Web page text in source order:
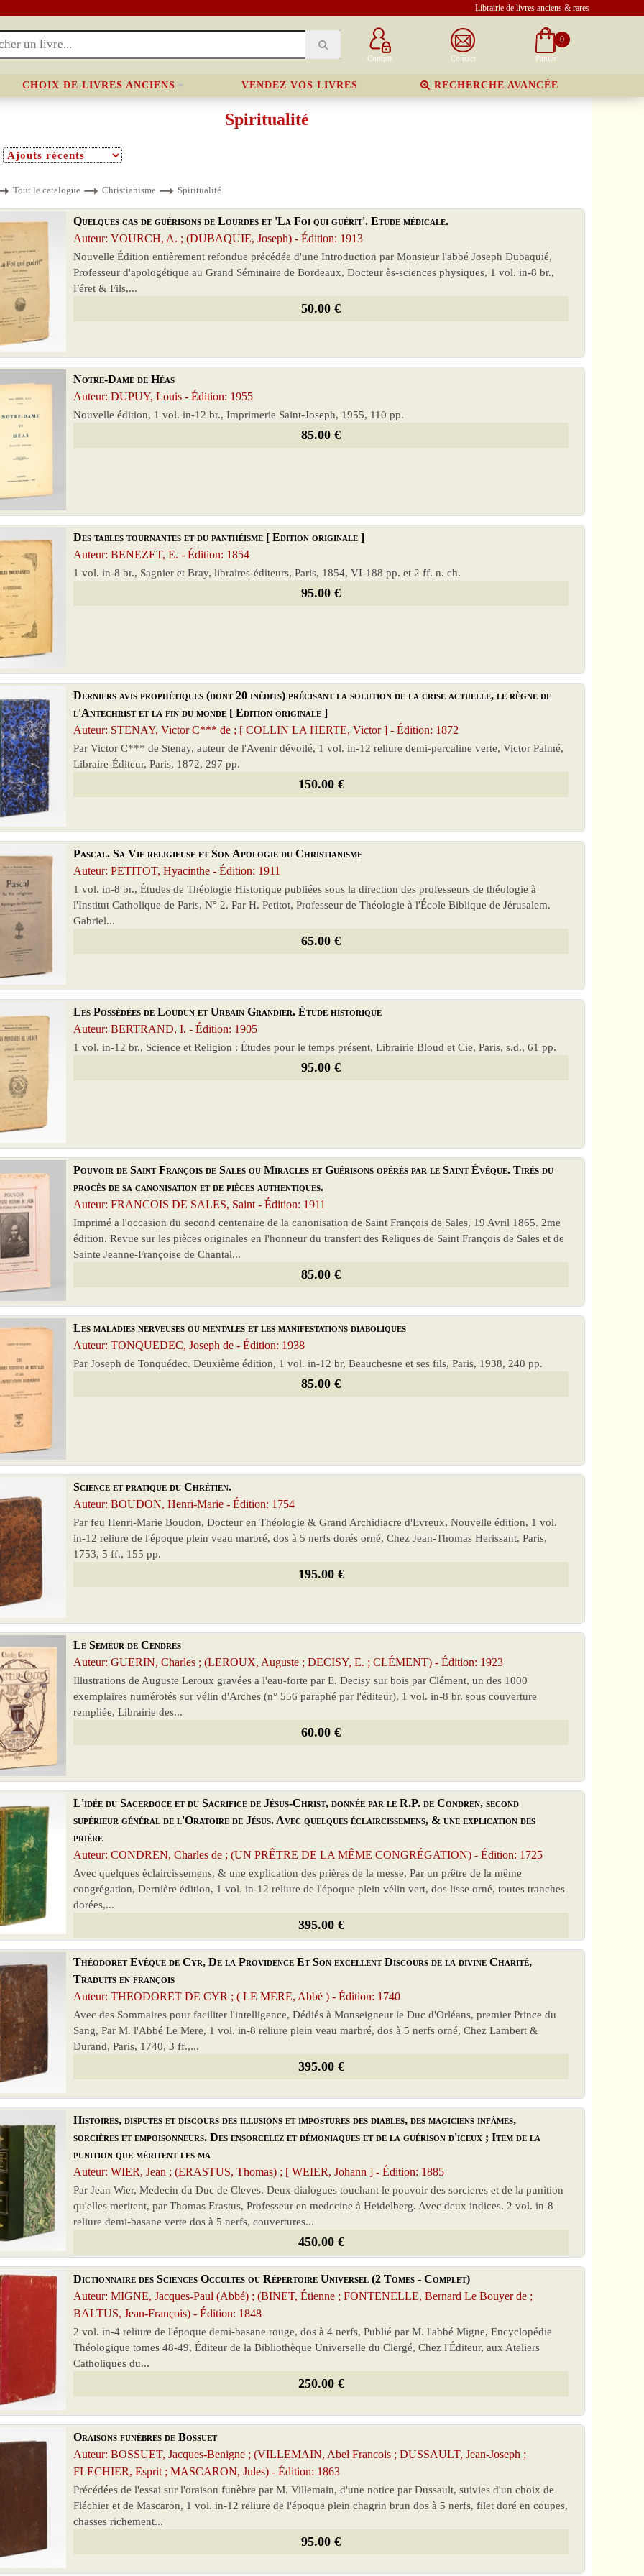
Librairie de livres anciens & rares
Compte Contact
0
Panier
CHOIX DE LIVRES ANCIENS VENDEZ VOS LIVRES RECHERCHE AVANCÉE
Spiritualité
Tout le catalogue Christianisme Spiritualité
Quelques cas de guérisons de Lourdes et 'La Foi qui guérit'. Etude médicale.
Auteur: VOURCH, A. ; (DUBAQUIE, Joseph) - Édition: 1913
Nouvelle Édition entièrement refondue précédée d'une Introduction par Monsieur l'abbé Joseph Dubaquié,
Professeur d'apologétique au Grand Séminaire de Bordeaux, Docteur ès-sciences physiques, 1 vol. in-8 br.,
Féret & Fils,...
50.00 €
Notre-Dame de Héas
Auteur: DUPUY, Louis - Édition: 1955
Nouvelle édition, 1 vol. in-12 br., Imprimerie Saint-Joseph, 1955, 110 pp.
85.00 €
Des tables tournantes et du panthéisme [ Edition originale ]
Auteur: BENEZET, E. - Édition: 1854
1 vol. in-8 br., Sagnier et Bray, libraires-éditeurs, Paris, 1854, VI-188 pp. et 2 ff. n. ch.
95.00 €
Derniers avis prophétiques (dont 20 inédits) précisant la solution de la crise actuelle, le règne de
l'Antechrist et la fin du monde [ Edition originale ]
Auteur: STENAY, Victor C*** de ; [ COLLIN LA HERTE, Victor ] - Édition: 1872
Par Victor C*** de Stenay, auteur de l'Avenir dévoilé, 1 vol. in-12 reliure demi-percaline verte, Victor Palmé,
Libraire-Éditeur, Paris, 1872, 297 pp.
150.00 €
Pascal. Sa Vie religieuse et Son Apologie du Christianisme
Auteur: PETITOT, Hyacinthe - Édition: 1911
1 vol. in-8 br., Études de Théologie Historique publiées sous la direction des professeurs de théologie à
l'Institut Catholique de Paris, N° 2. Par H. Petitot, Professeur de Théologie à l'École Biblique de Jérusalem.
Gabriel...
65.00 €
Les Possédées de Loudun et Urbain Grandier. Étude historique
Auteur: BERTRAND, I. - Édition: 1905
1 vol. in-12 br., Science et Religion : Études pour le temps présent, Librairie Bloud et Cie, Paris, s.d., 61 pp.
95.00 €
Pouvoir de Saint François de Sales ou Miracles et Guérisons opérés par le Saint Évêque. Tirés du
procès de sa canonisation et de pièces authentiques.
Auteur: FRANCOIS DE SALES, Saint - Édition: 1911
Imprimé a l'occasion du second centenaire de la canonisation de Saint François de Sales, 19 Avril 1865. 2me
édition. Revue sur les pièces originales en l'honneur du transfert des Reliques de Saint François de Sales et de
Sainte Jeanne-Françoise de Chantal...
85.00 €
Les maladies nerveuses ou mentales et les manifestations diaboliques
Auteur: TONQUEDEC, Joseph de - Édition: 1938
Par Joseph de Tonquédec. Deuxième édition, 1 vol. in-12 br, Beauchesne et ses fils, Paris, 1938, 240 pp.
85.00 €
Science et pratique du Chrétien.
Auteur: BOUDON, Henri-Marie - Édition: 1754
Par feu Henri-Marie Boudon, Docteur en Théologie & Grand Archidiacre d'Evreux, Nouvelle édition, 1 vol.
in-12 reliure de l'époque plein veau marbré, dos à 5 nerfs dorés orné, Chez Jean-Thomas Herissant, Paris,
1753, 5 ff., 155 pp.
195.00 €
Le Semeur de Cendres
Auteur: GUERIN, Charles ; (LEROUX, Auguste ; DECISY, E. ; CLÉMENT) - Édition: 1923
Illustrations de Auguste Leroux gravées a l'eau-forte par E. Decisy sur bois par Clément, un des 1000
exemplaires numérotés sur vélin d'Arches (n° 556 paraphé par l'éditeur), 1 vol. in-8 br. sous couverture
rempliée, Librairie des...
60.00 €
L'idée du Sacerdoce et du Sacrifice de Jésus-Christ, donnée par le R.P. de Condren, second
supérieur général de l'Oratoire de Jésus. Avec quelques éclaircissemens, & une explication des
prière
Auteur: CONDREN, Charles de ; (UN PRÊTRE DE LA MÊME CONGRÉGATION) - Édition: 1725
Avec quelques éclaircissemens, & une explication des prières de la messe, Par un prêtre de la même
congrégation, Dernière édition, 1 vol. in-12 reliure de l'époque plein vélin vert, dos lisse orné, toutes tranches
dorées,...
395.00 €
Théodoret Evêque de Cyr, De la Providence Et Son excellent Discours de la divine Charité,
Traduits en françois
Auteur: THEODORET DE CYR ; ( LE MERE, Abbé ) - Édition: 1740
Avec des Sommaires pour faciliter l'intelligence, Dédiés à Monseigneur le Duc d'Orléans, premier Prince du
Sang, Par M. l'Abbé Le Mere, 1 vol. in-8 reliure plein veau marbré, dos à 5 nerfs orné, Chez Lambert &
Durand, Paris, 1740, 3 ff.,...
395.00 €
Histoires, disputes et discours des illusions et impostures des diables, des magiciens infâmes,
sorcières et empoisonneurs. Des ensorcelez et démoniaques et de la guérison d'iceux ; Item de la
punition que méritent les ma
Auteur: WIER, Jean ; (ERASTUS, Thomas) ; [ WEIER, Johann ] - Édition: 1885
Par Jean Wier, Medecin du Duc de Cleves. Deux dialogues touchant le pouvoir des sorcieres et de la punition
qu'elles meritent, par Thomas Erastus, Professeur en medecine à Heidelberg. Avec deux indices. 2 vol. in-8
reliure demi-basane verte dos à 5 nerfs, couvertures...
450.00 €
Dictionnaire des Sciences Occultes ou Répertoire Universel (2 Tomes - Complet)
Auteur: MIGNE, Jacques-Paul (Abbé) ; (BINET, Étienne ; FONTENELLE, Bernard Le Bouyer de ;
BALTUS, Jean-François) - Édition: 1848
2 vol. in-4 reliure de l'époque demi-basane rouge, dos à 4 nerfs, Publié par M. l'abbé Migne, Encyclopédie
Théologique tomes 48-49, Éditeur de la Bibliothèque Universelle du Clergé, Chez l'Éditeur, aux Ateliers
Catholiques du...
250.00 €
Oraisons funèbres de Bossuet
Auteur: BOSSUET, Jacques-Benigne ; (VILLEMAIN, Abel Francois ; DUSSAULT, Jean-Joseph ;
FLECHIER, Esprit ; MASCARON, Jules) - Édition: 1863
Précédées de l'essai sur l'oraison funèbre par M. Villemain, d'une notice par Dussault, suivies d'un choix de
Fléchier et de Mascaron, 1 vol. in-12 reliure de l'époque plein chagrin brun dos à 5 nerfs, filet doré en coupes,
chasses richement...
95.00 €